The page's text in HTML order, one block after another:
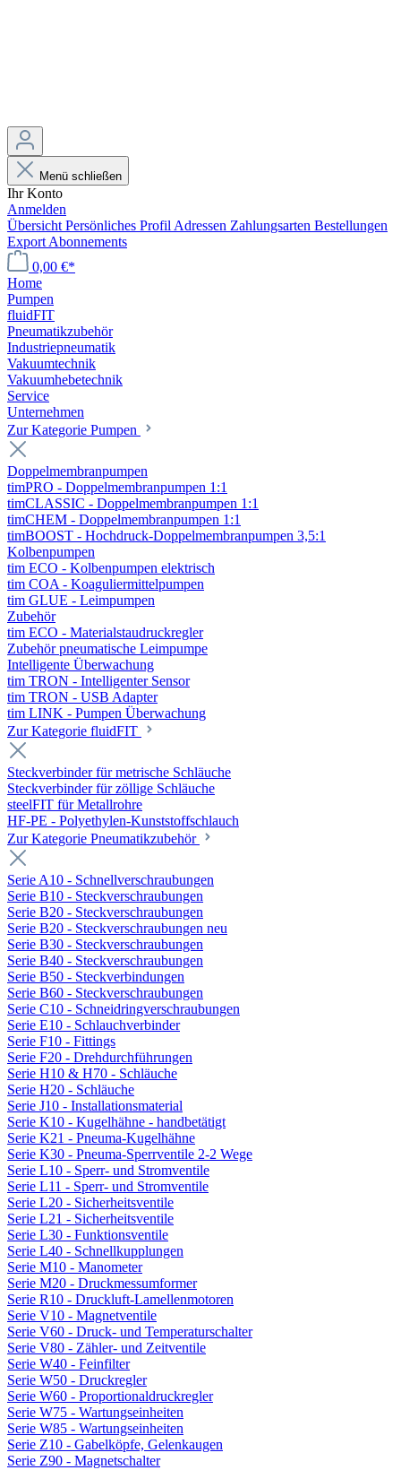
Menü schließen
Ihr Konto
Anmelden
Übersicht Persönliches Profil Adressen Zahlungsarten Bestellungen
Export Abonnements
0,00 €*
Home
Pumpen
fluidFIT
Pneumatikzubehör
Industriepneumatik
Vakuumtechnik
Vakuumhebetechnik
Service
Unternehmen
Zur Kategorie Pumpen
Doppelmembranpumpen
timPRO - Doppelmembranpumpen 1:1
timCLASSIC - Doppelmembranpumpen 1:1
timCHEM - Doppelmembranpumpen 1:1
timBOOST - Hochdruck-Doppelmembranpumpen 3,5:1
Kolbenpumpen
tim ECO - Kolbenpumpen elektrisch
tim COA - Koaguliermittelpumpen
tim GLUE - Leimpumpen
Zubehör
tim ECO - Materialstaudruckregler
Zubehör pneumatische Leimpumpe
Intelligente Überwachung
tim TRON - Intelligenter Sensor
tim TRON - USB Adapter
tim LINK - Pumpen Überwachung
Zur Kategorie fluidFIT
Steckverbinder für metrische Schläuche
Steckverbinder für zöllige Schläuche
steelFIT für Metallrohre
HF-PE - Polyethylen-Kunststoffschlauch
Zur Kategorie Pneumatikzubehör
Serie A10 - Schnellverschraubungen
Serie B10 - Steckverschraubungen
Serie B20 - Steckverschraubungen
Serie B20 - Steckverschraubungen neu
Serie B30 - Steckverschraubungen
Serie B40 - Steckverschraubungen
Serie B50 - Steckverbindungen
Serie B60 - Steckverschraubungen
Serie C10 - Schneidringverschraubungen
Serie E10 - Schlauchverbinder
Serie F10 - Fittings
Serie F20 - Drehdurchführungen
Serie H10 & H70 - Schläuche
Serie H20 - Schläuche
Serie J10 - Installationsmaterial
Serie K10 - Kugelhähne - handbetätigt
Serie K21 - Pneuma-Kugelhähne
Serie K30 - Pneuma-Sperrventile 2-2 Wege
Serie L10 - Sperr- und Stromventile
Serie L11 - Sperr- und Stromventile
Serie L20 - Sicherheitsventile
Serie L21 - Sicherheitsventile
Serie L30 - Funktionsventile
Serie L40 - Schnellkupplungen
Serie M10 - Manometer
Serie M20 - Druckmessumformer
Serie R10 - Druckluft-Lamellenmotoren
Serie V10 - Magnetventile
Serie V60 - Druck- und Temperaturschalter
Serie V80 - Zähler- und Zeitventile
Serie W40 - Feinfilter
Serie W50 - Druckregler
Serie W60 - Proportionaldruckregler
Serie W75 - Wartungseinheiten
Serie W85 - Wartungseinheiten
Serie Z10 - Gabelköpfe, Gelenkaugen
Serie Z90 - Magnetschalter